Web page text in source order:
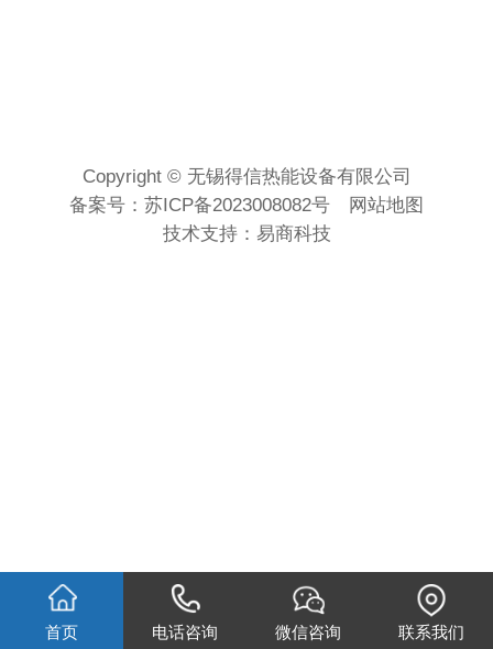
Copyright © 无锡得信热能设备有限公司
备案号： 苏ICP备2023008082号
网站地图
技术支持： 易商科技
首页 电话咨询 微信咨询 联系我们